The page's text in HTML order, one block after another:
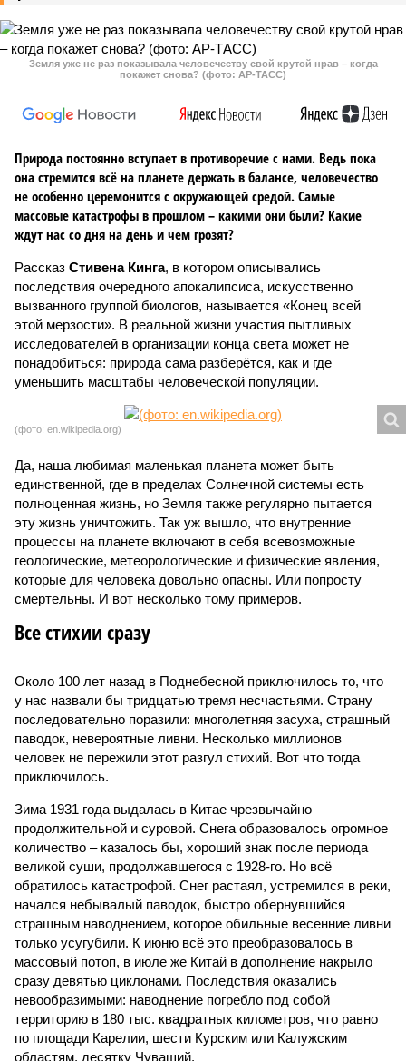
Земля уже не раз показывала человечеству свой крутой нрав – когда
покажет снова? (фото: АР-ТАСС)
Природа постоянно вступает в противоречие с нами. Ведь пока
она стремится всё на планете держать в балансе, человечество
не особенно церемонится с окружающей средой. Самые
массовые катастрофы в прошлом – какими они были? Какие
ждут нас со дня на день и чем грозят?
Рассказ Стивена Кинга, в котором описывались
последствия очередного апокалипсиса, искусственно
вызванного группой биологов, называется «Конец всей
этой мерзости». В реальной жизни участия пытливых
исследователей в организации конца света может не
понадобиться: природа сама разберётся, как и где
уменьшить масштабы человеческой популяции.
(фото: en.wikipedia.org)
Да, наша любимая маленькая планета может быть
единственной, где в пределах Солнечной системы есть
полноценная жизнь, но Земля также регулярно пытается
эту жизнь уничтожить. Так уж вышло, что внутренние
процессы на планете включают в себя всевозможные
геологические, метеорологические и физические явления,
которые для человека довольно опасны. Или попросту
смертельны. И вот несколько тому примеров.
Все стихии сразу
Около 100 лет назад в Поднебесной приключилось то, что
у нас назвали бы тридцатью тремя несчастьями. Страну
последовательно поразили: многолетняя засуха, страшный
паводок, невероятные ливни. Несколько миллионов
человек не пережили этот разгул стихий. Вот что тогда
приключилось.
Зима 1931 года выдалась в Китае чрезвычайно
продолжительной и суровой. Снега образовалось огромное
количество – казалось бы, хороший знак после периода
великой суши, продолжавшегося с 1928-го. Но всё
обратилось катастрофой. Снег растаял, устремился в реки,
начался небывалый паводок, быстро обернувшийся
страшным наводнением, которое обильные весенние ливни
только усугубили. К июню всё это преобразовалось в
массовый потоп, в июле же Китай в дополнение накрыло
сразу девятью циклонами. Последствия оказались
невообразимыми: наводнение погребло под собой
территорию в 180 тыс. квадратных километров, что равно
по площади Карелии, шести Курским или Калужским
областям, десятку Чуваший.